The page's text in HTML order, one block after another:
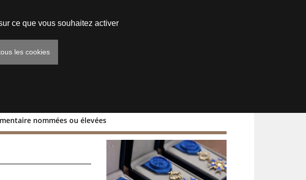
nommées ou élevées
l’agriculture
ce que vous souhaitez activer
les cookies